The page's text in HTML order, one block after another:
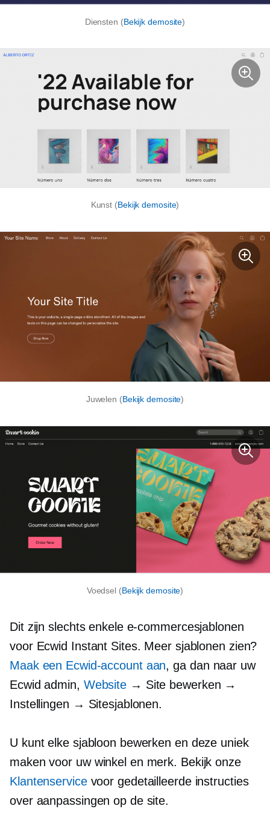
Diensten (Bekijk demosite)
Kunst (Bekijk demosite)
Juwelen (Bekijk demosite)
Voedsel (Bekijk demosite)
Dit zijn slechts enkele e-commercesjablonen
voor Ecwid Instant Sites. Meer sjablonen zien?
Maak een Ecwid-account aan, ga dan naar uw
Ecwid admin, Website → Site bewerken →
Instellingen → Sitesjablonen.
U kunt elke sjabloon bewerken en deze uniek
maken voor uw winkel en merk. Bekijk onze
Klantenservicevoor gedetailleerde instructies
over aanpassingen op de site.